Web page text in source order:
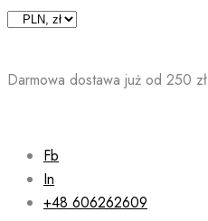
Skip
Darmowa dostawa już od 250 zł
Fb
In
+48 606262609